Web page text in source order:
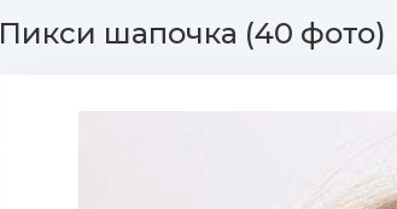
Пикси шапочка (40 фото)